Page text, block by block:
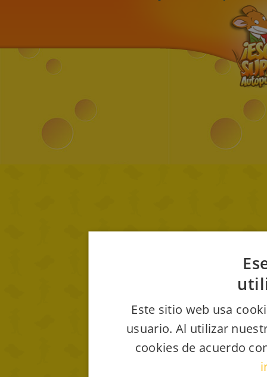
Este sitio web usa
usuario. Al utilizar
cookies de acuerdo